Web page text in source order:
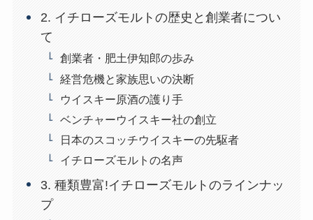
2. イチローズモルトの歴史と創業者につい
て
創業者・肥土伊知郎の歩み
経営危機と家族思いの決断
ウイスキー原酒の護り手
ベンチャーウイスキー社の創立
日本のスコッチウイスキーの先駆者
イチローズモルトの名声
3. 種類豊富!イチローズモルトのラインナッ
プ